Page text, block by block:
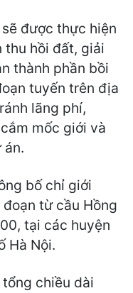
được thực hiện
thu hồi đất, giải
thành phần bồi
tuyến trên địa
lãng phí,
mốc giới và
án.
bố chỉ giới
từ cầu Hồng
tại các huyện
Hà Nội.
chiều dài